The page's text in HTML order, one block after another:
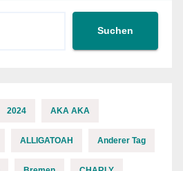
Suchen
2024 AKA AKA
ALLIGATOAH Anderer Tag